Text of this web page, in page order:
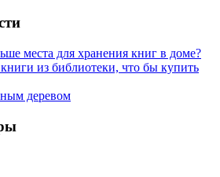
места для хранения книг в доме?
из библиотеки, что бы купить
деревом